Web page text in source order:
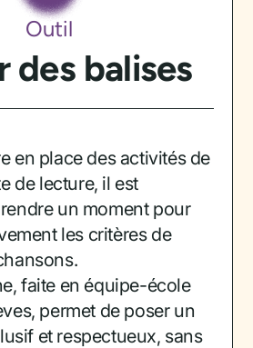
Outil
des balises
en place des activités de
de lecture, il est
un moment pour
les critères de
faite en équipe-école
permet de poser un
et respectueux, sans